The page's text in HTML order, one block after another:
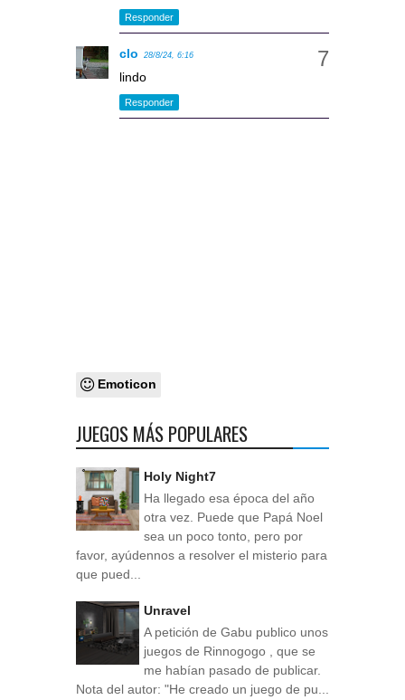
Responder
clo 28/8/24, 6:16
lindo
Responder
Emoticon
JUEGOS MÁS POPULARES
Holy Night7
Ha llegado esa época del año
otra vez. Puede que Papá Noel
sea un poco tonto, pero por
favor, ayúdennos a resolver el misterio para
que pued...
Unravel
A petición de Gabu publico unos
juegos de Rinnogogo , que se
me habían pasado de publicar.
Nota del autor: "He creado un juego de pu...